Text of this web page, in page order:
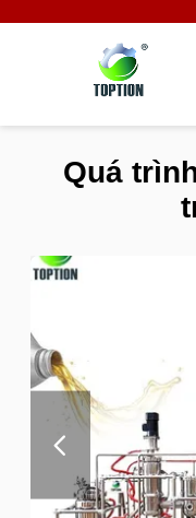
Quá